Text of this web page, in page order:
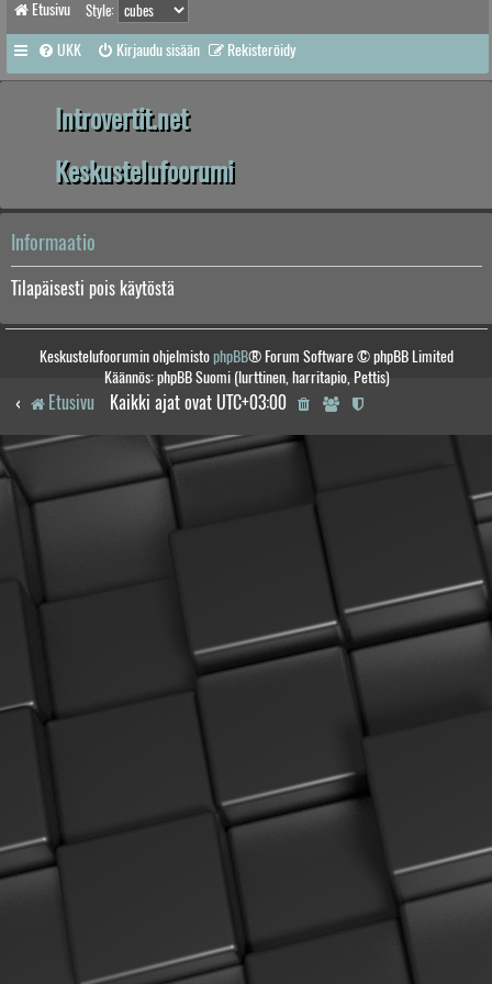
Etusivu Style:
UKK Kirjaudu sisään Rekisteröidy
Introvertit.net
Keskustelufoorumi
Informaatio
Tilapäisesti pois käytöstä
Keskustelufoorumin ohjelmistophpBB® Forum Software © phpBB Limited
Käännös: phpBB Suomi (lurttinen, harritapio, Pettis)
Etusivu Kaikki ajat ovat UTC+03:00